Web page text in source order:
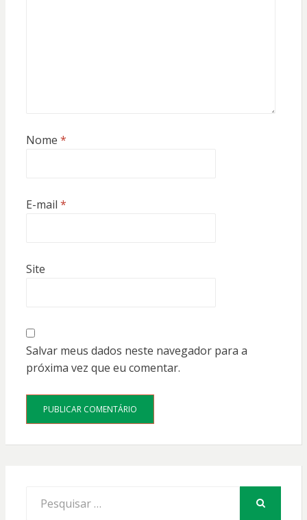
Nome *
E-mail *
Site
Salvar meus dados neste navegador para a
próxima vez que eu comentar.
por: